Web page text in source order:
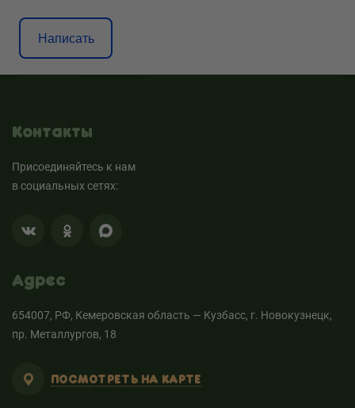
Написать
Контакты
Присоединяйтесь к нам
в социальных сетях:
Адрес
654007, РФ, Кемеровская область — Кузбасс, г. Новокузнецк,
пр. Металлургов, 18
ПОСМОТРЕТЬ НА КАРТЕ